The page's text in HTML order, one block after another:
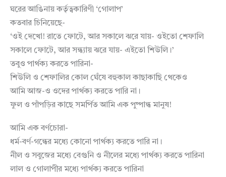
ঘরের আঙিনায় কর্তৃত্বকারিণী ‘গোলাপ’
কতবার চিনিয়েছে-
‘ওই দেখো! রাতে ফোটে, আর সকালে ঝরে যায়- ওইতো শেফালি
সকালে ফোটে, আর সন্ধ্যায় ঝরে যায়- এইতো শিউলি।’
তবুও পার্থক্য করতে পারিনা-
শিউলি ও শেফালির কোল ঘেঁষে বহুকাল কাছাকাছি থেকেও
আমি আজ-ও ওদের পার্থক্য করতে পারি না।
ফুল ও পাঁপড়ির কাছে সমর্পিত আমি এক পুষ্পান্ধ মানুষ!
আমি এক বর্ণচোরা-
ধর্ম-বর্ণ-গন্ধের মধ্যে কোনো পার্থক্য করতে পারি না।
নীল ও সবুজের মধ্যে বেগুনি ও নীলের মধ্যে পার্থক্য করতে পারিনা
লাল ও গোলাপীর মধ্যে পার্থক্য করতে পারিনা